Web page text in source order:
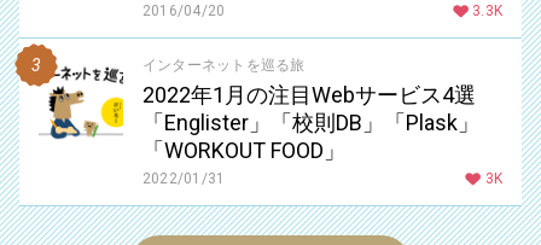
2016/04/20 3.3K
インターネットを巡る旅
2022年1月の注目Webサービス4選
「Englister」「校則DB」「Plask」
「WORKOUT FOOD」
2022/01/31 3K